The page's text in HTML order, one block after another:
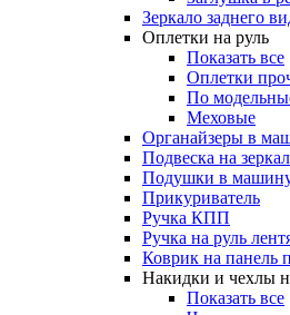
Зеркало заднего
Оплетки на руль
Показать все
Оплетки
По
Меховые
Органайзеры в
Подвеска на
Подушки в
Прикуриватель
Ручка КПП
Ручка на руль
Коврик на панель
Накидки и чехлы
Показать все